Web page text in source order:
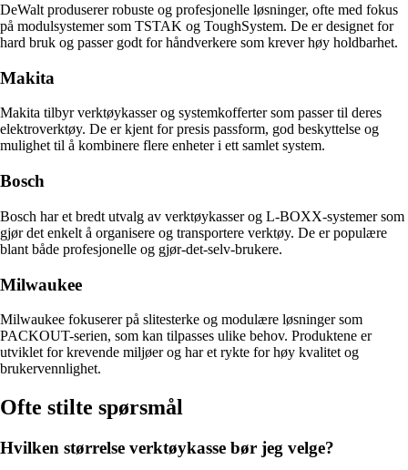
DeWalt produserer robuste og profesjonelle løsninger, ofte med fokus
på modulsystemer som TSTAK og ToughSystem. De er designet for
hard bruk og passer godt for håndverkere som krever høy holdbarhet.
Makita
Makita tilbyr verktøykasser og systemkofferter som passer til deres
elektroverktøy. De er kjent for presis passform, god beskyttelse og
mulighet til å kombinere flere enheter i ett samlet system.
Bosch
Bosch har et bredt utvalg av verktøykasser og L-BOXX-systemer som
gjør det enkelt å organisere og transportere verktøy. De er populære
blant både profesjonelle og gjør-det-selv-brukere.
Milwaukee
Milwaukee fokuserer på slitesterke og modulære løsninger som
PACKOUT-serien, som kan tilpasses ulike behov. Produktene er
utviklet for krevende miljøer og har et rykte for høy kvalitet og
brukervennlighet.
Ofte stilte spørsmål
Hvilken størrelse verktøykasse bør jeg velge?